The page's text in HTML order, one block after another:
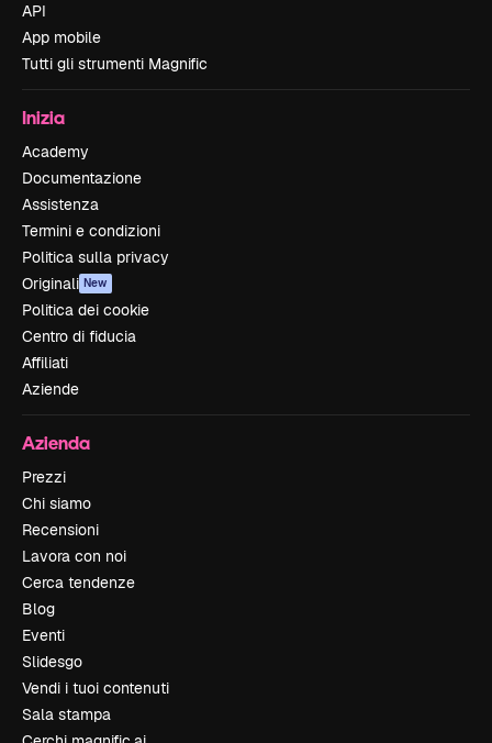
API
App mobile
Tutti gli strumenti Magnific
Inizia
Academy
Documentazione
Assistenza
Termini e condizioni
Politica sulla privacy
Originali New
Politica dei cookie
Centro di fiducia
Affiliati
Aziende
Azienda
Prezzi
Chi siamo
Recensioni
Lavora con noi
Cerca tendenze
Blog
Eventi
Slidesgo
Vendi i tuoi contenuti
Sala stampa